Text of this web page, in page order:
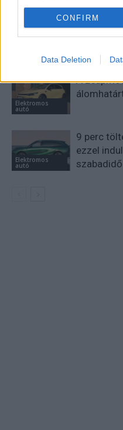
CONFIRM
Data Deletion
Kína
5% lehet
Elektromos
autó
A
Elektromos
autó
9 perc
ezzel